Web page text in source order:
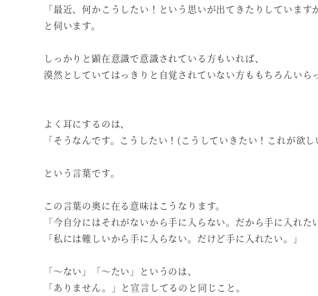
「最近、何かこうしたい！という思いが出てきたりしています
と伺います。
しっかりと顕在意識で意識されている方もいれば、
漠然としていてはっきりと自覚されていない方ももちろんいら
よく耳にするのは、
「そうなんです。こうしたい！(こうしていきたい！これが欲
という言葉です。
この言葉の奥に在る意味はこうなります。
「今自分にはそれがないから手に入らない。だから手に入れた
「私には難しいから手に入らない。だけど手に入れたい。」
「～ない」「～たい」というのは、
「ありません。」と宣言してるのと同じこと。